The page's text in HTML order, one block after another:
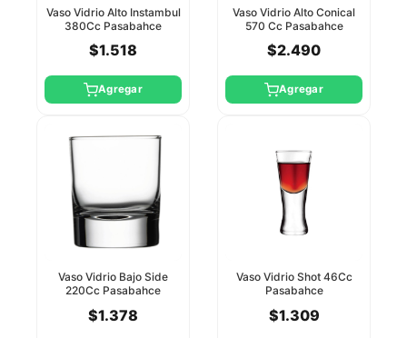
Vaso Vidrio Alto Instambul
380Cc Pasabahce
$1.518
Agregar
Vaso Vidrio Alto Conical
570 Cc Pasabahce
$2.490
Agregar
Vaso Vidrio Bajo Side
220Cc Pasabahce
$1.378
Vaso Vidrio Shot 46Cc
Pasabahce
$1.309